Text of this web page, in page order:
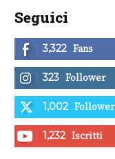
Seguici
3,322 Fans
323 Follower
1,002 Follower
1,232 Iscritti